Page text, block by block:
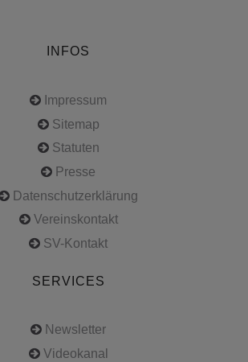
INFOS
Impressum
Sitemap
Statuten
Presse
Datenschutzerklärung
Vereinskontakt
SV-Kontakt
SERVICES
Newsletter
Videokanal